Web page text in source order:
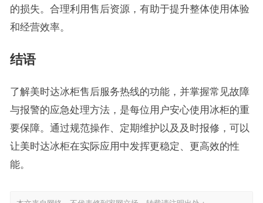
的损失。合理利用售后资源，有助于提升整体使用体验
和经营效率。
结语
了解美时达冰柜售后服务热线的功能，并掌握常见故障
与报警的应急处理方法，是每位用户安心使用冰柜的重
要保障。通过规范操作、定期维护以及及时报修，可以
让美时达冰柜在实际应用中发挥更稳定、更高效的性
能。